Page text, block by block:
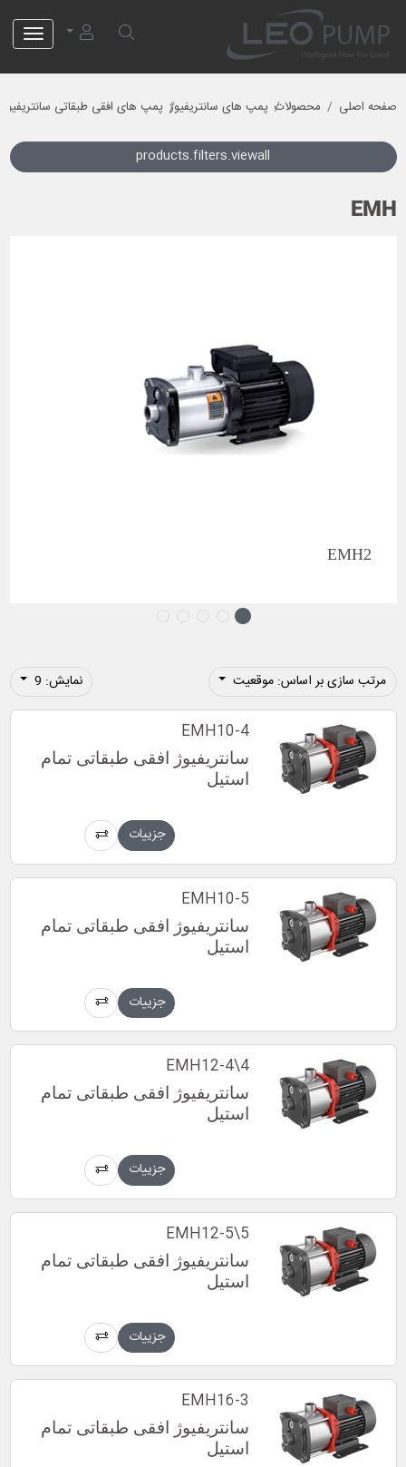
صفحه اصلی محصولات پمپ های سانتریفیوژ پمپ های افقی طبقاتی سانتریفیوژ
products.filters.viewall
EMH
EMH2
مرتب سازی بر اساس: موقعیت نمایش: 9
EMH10-4
سانتریفیوژ افقی طبقاتی تمام
استیل
جزییات
EMH10-5
سانتریفیوژ افقی طبقاتی تمام
استیل
جزییات
EMH12-4\4
سانتریفیوژ افقی طبقاتی تمام
استیل
جزییات
EMH12-5\5
سانتریفیوژ افقی طبقاتی تمام
استیل
جزییات
EMH16-3
سانتریفیوژ افقی طبقاتی تمام
استیل